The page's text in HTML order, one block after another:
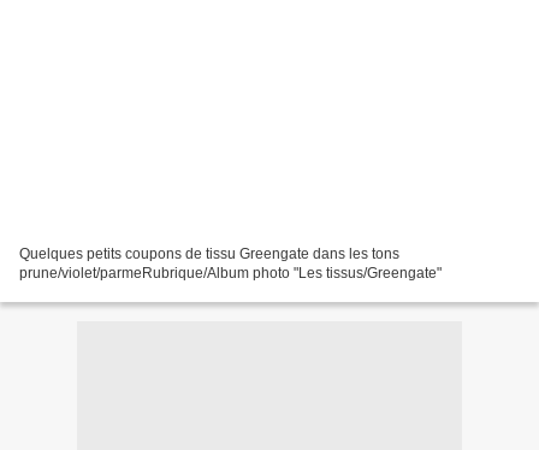
Quelques petits coupons de tissu Greengate dans les tons
prune/violet/parmeRubrique/Album photo "Les tissus/Greengate"